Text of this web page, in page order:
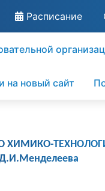
Расписание
на новый сайт
ХИМИКО-